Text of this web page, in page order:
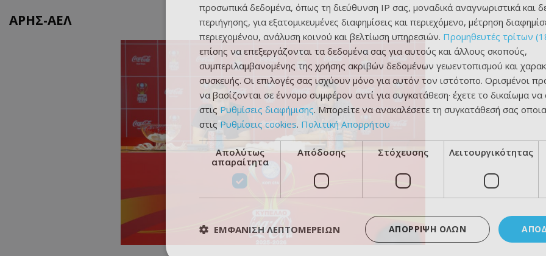
ΑΡΗΣ-ΑΕΛ
προσωπικά δεδομένα, όπως τη διεύθυνση IP σας, μοναδικά αναγνωριστικά και
περιήγησης, για εξατομικευμένες διαφημίσεις και περιεχόμενο, μέτρηση
περιεχομένου, ανάλυση κοινού και βελτίωση υπηρεσιών. Προμηθευτές τρίτων
επίσης να επεξεργάζονται τα δεδομένα σας για αυτούς και άλλους σκοπούς,
συμπεριλαμβανομένης της χρήσης ακριβών δεδομένων γεωεντοπισμού και
συσκευής. Οι επιλογές σας ισχύουν μόνο για αυτόν τον ιστότοπο. Ορισμένοι
να βασίζονται σε έννομο συμφέρον αντί για συγκατάθεση· έχετε το δικαίωμα να
στις Ρυθμίσεις διαφήμισης. Μπορείτε να ανακαλέσετε τη συγκατάθεσή σας
στις Ρυθμίσεις cookies. Πολιτική Απορρήτου
Απολύτως
απαραίτητα
Απόδοσης Στόχευσης Λειτουργικότητας
ΑΠΌΡΡΙΨΗ ΌΛΩΝ
ΕΜΦΆΝΙΣΗ ΛΕΠΤΟΜΕΡΕΙΏΝ